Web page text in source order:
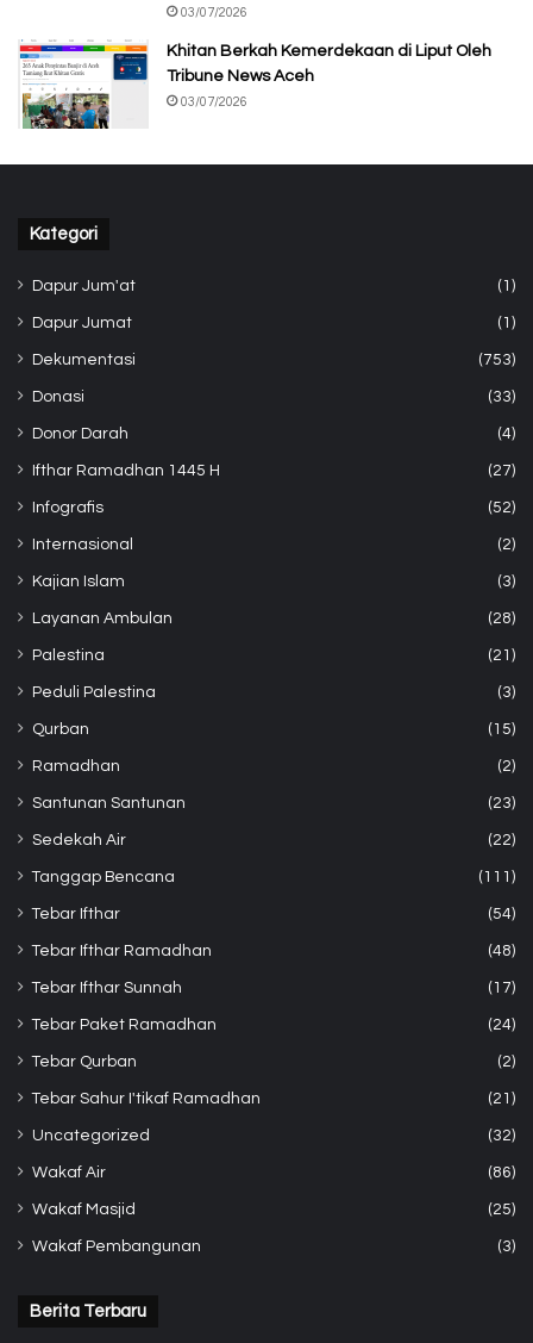
03/07/2026
Khitan Berkah Kemerdekaan di Liput Oleh
Tribune News Aceh
03/07/2026
Kategori
Dapur Jum'at (1)
Dapur Jumat (1)
Dekumentasi (753)
Donasi (33)
Donor Darah (4)
Ifthar Ramadhan 1445 H (27)
Infografis (52)
Internasional (2)
Kajian Islam (3)
Layanan Ambulan (28)
Palestina (21)
Peduli Palestina (3)
Qurban (15)
Ramadhan (2)
Santunan Santunan (23)
Sedekah Air (22)
Tanggap Bencana (111)
Tebar Ifthar (54)
Tebar Ifthar Ramadhan (48)
Tebar Ifthar Sunnah (17)
Tebar Paket Ramadhan (24)
Tebar Qurban (2)
Tebar Sahur I'tikaf Ramadhan (21)
Uncategorized (32)
Wakaf Air (86)
Wakaf Masjid (25)
Wakaf Pembangunan (3)
Berita Terbaru